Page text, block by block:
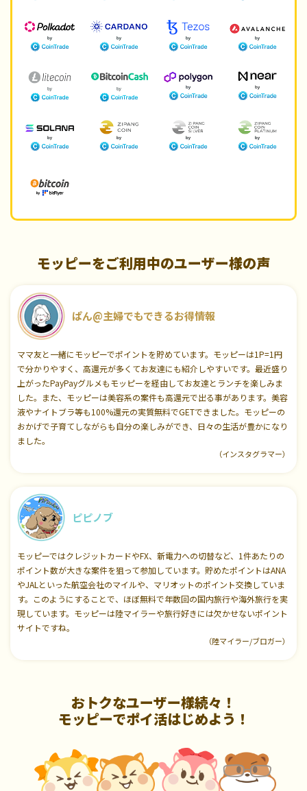
モッピーをご利用中のユーザー様の声
ぱん@主婦でもできるお得情報
ママ友と一緒にモッピーでポイントを貯めています。モッピーは1P=1円
で分かりやすく、高還元が多くてお友達にも紹介しやすいです。最近盛り
上がったPayPayグルメもモッピーを経由してお友達とランチを楽しみま
した。また、モッピーは美容系の案件も高還元で出る事があります。美容
液やナイトブラ等も100%還元の実質無料でGETできました。モッピーの
おかげで子育てしながらも自分の楽しみができ、日々の生活が豊かになり
ました。
（インスタグラマー）
ピピノブ
モッピーではクレジットカードやFX、新電力への切替など、1件あたりの
ポイント数が大きな案件を狙って参加しています。貯めたポイントはANA
やJALといった航空会社のマイルや、マリオットのポイント交換していま
す。このようにすることで、ほぼ無料で年数回の国内旅行や海外旅行を実
現しています。モッピーは陸マイラーや旅行好きには欠かせないポイント
サイトですね。
（陸マイラー/ブロガー）
おトクなユーザー様続々！
モッピーでポイ活はじめよう！